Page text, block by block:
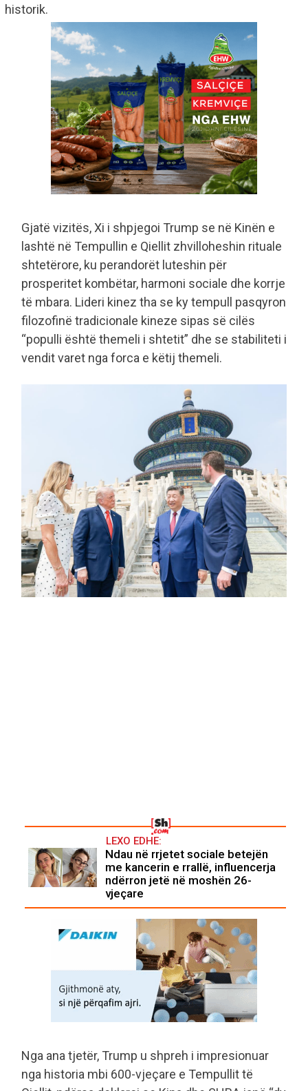
historik.
Gjatë vizitës, Xi i shpjegoi Trump se në Kinën e
lashtë në Tempullin e Qiellit zhvilloheshin rituale
shtetërore, ku perandorët luteshin për
prosperitet kombëtar, harmoni sociale dhe korrje
të mbara. Lideri kinez tha se ky tempull pasqyron
filozofinë tradicionale kineze sipas së cilës
“populli është themeli i shtetit” dhe se stabiliteti i
vendit varet nga forca e këtij themeli.
LEXO EDHE:
Ndau në rrjetet sociale betejën
me kancerin e rrallë, influencerja
ndërron jetë në moshën 26-
vjeçare
Nga ana tjetër, Trump u shpreh i impresionuar
nga historia mbi 600-vjeçare e Tempullit të